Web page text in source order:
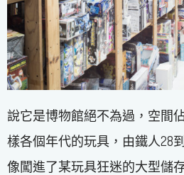
說它是博物館絕不為過，空間
樣各個年代的玩具，由鐵人28
像闖進了某玩具狂迷的大型儲